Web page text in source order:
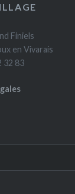
Finiels
en Vivarais
32 83